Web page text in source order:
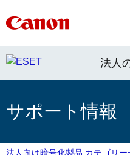
法人
サポート情報
法人向け暗号化製品 カテゴリー